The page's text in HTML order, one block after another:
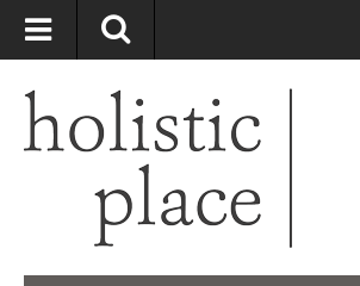
自然療法大国のオーストラリアより、臨床経験
ロパスが厳選したサプリメントや ナチュラル